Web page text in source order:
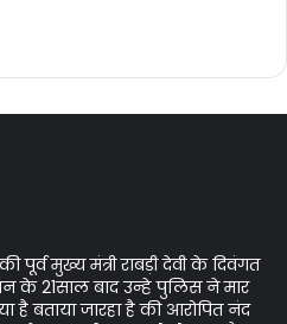
पूर्व मुख्य मंत्री राबड़ी देवी के दिवंगत
के 21साल बाद उन्हे पुलिस ने मार
है बताया जारहा है की आरोपित नंद